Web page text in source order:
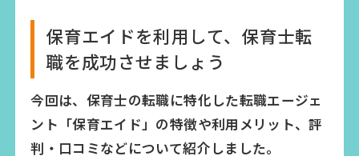
保育エイドを利用して、保育士転
職を成功させましょう
今回は、保育士の転職に特化した転職エージェ
ント「保育エイド」の特徴や利用メリット、評
判・口コミなどについて紹介しました。